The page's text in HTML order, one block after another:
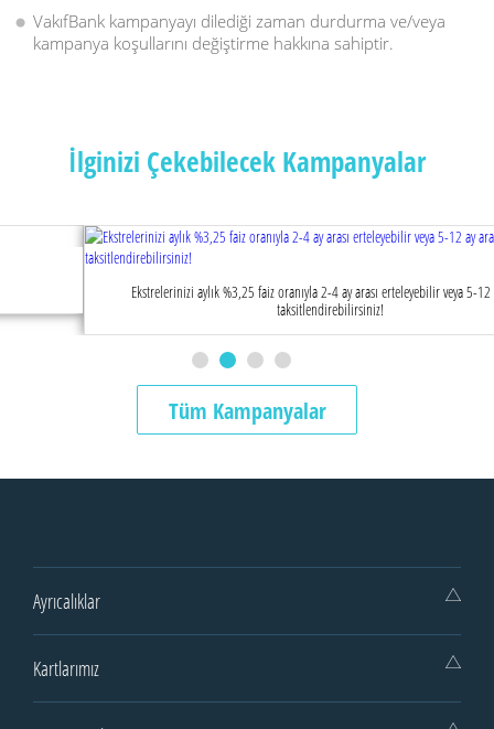
VakıfBank kampanyayı dilediği zaman durdurma ve/veya
kampanya koşullarını değiştirme hakkına sahiptir.
İlginizi Çekebilecek Kampanyalar
Ekstrelerinizi aylık %3,25 faiz oranıyla 2-4 ay arası erteleyebilir veya 5-12 ay arası
taksitlendirebilirsiniz!
Tüm Kampanyalar
Ayrıcalıklar
Kartlarımız